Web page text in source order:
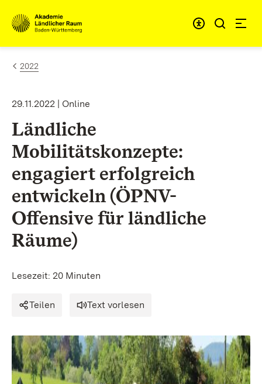
Zum Inhalt springen
Link zur Startseite
2022
29.11.2022 | Online
Ländliche
Mobilitätskonzepte:
engagiert erfolgreich
entwickeln (ÖPNV-
Offensive für ländliche
Räume)
Lesezeit: 20 Minuten
Teilen Text vorlesen